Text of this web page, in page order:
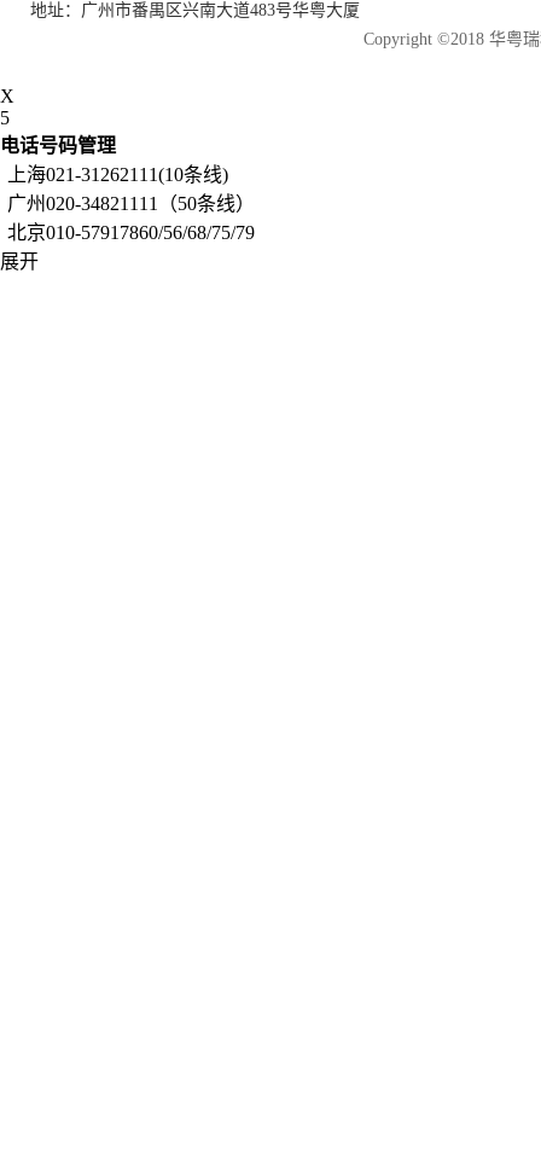
地址：广州市番禺区兴南大道483号华粤大厦
Copyright ©2018 华粤
X
5
电话号码管理
上海021-31262111(10条线)
广州020-34821111（50条线）
北京010-57917860/56/68/75/79
展开